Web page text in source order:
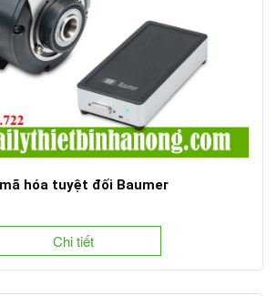
hóa tuyệt đối Baumer
Chi tiết